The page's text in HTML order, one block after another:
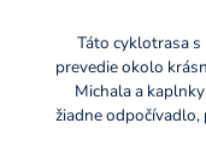
Táto cyklotrasa
prevedie okolo
Michala a
žiadne